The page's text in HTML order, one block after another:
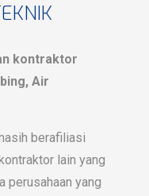
kontraktor
Air
berafiliasi
lain yang
perusahaan yang